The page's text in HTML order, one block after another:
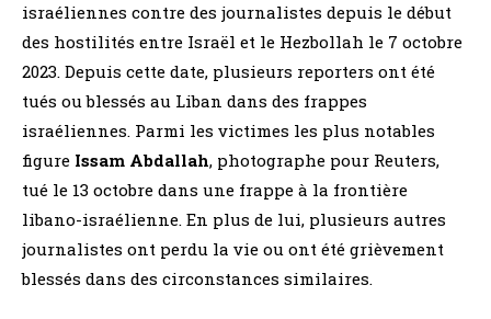
israéliennes contre des journalistes depuis le début
des hostilités entre Israël et le Hezbollah le 7 octobre
2023. Depuis cette date, plusieurs reporters ont été
tués ou blessés au Liban dans des frappes
israéliennes. Parmi les victimes les plus notables
figure Issam Abdallah, photographe pour Reuters,
tué le 13 octobre dans une frappe à la frontière
libano-israélienne. En plus de lui, plusieurs autres
journalistes ont perdu la vie ou ont été grièvement
blessés dans des circonstances similaires.